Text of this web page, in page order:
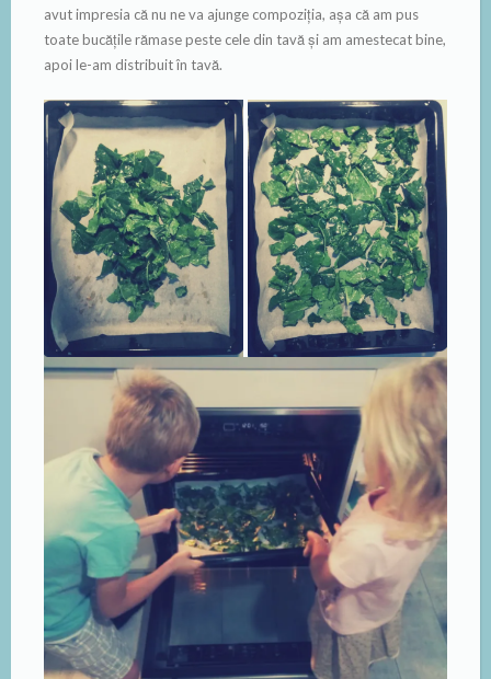
avut impresia că nu ne va ajunge compoziția, așa că am pus
toate bucățile rămase peste cele din tavă și am amestecat bine,
apoi le-am distribuit în tavă.